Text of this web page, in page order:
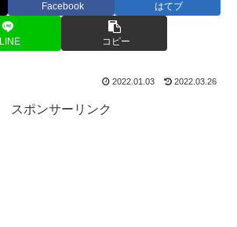
Facebook はてブ
LINE コピー
2022.01.03 2022.03.26
スポンサーリンク